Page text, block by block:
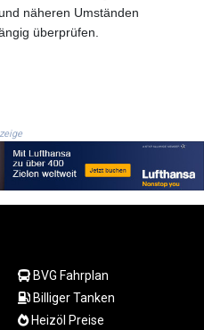
MUR 54.096679
MYR 4.713377
MZN 73.654852
NAD 18.793287
NPR 175.441856
NZD 1.96294
OMR 0.443115
näheren Umständen
überprüfen.
BVG Fahrplan
Billiger Tanken
Heizöl Preise